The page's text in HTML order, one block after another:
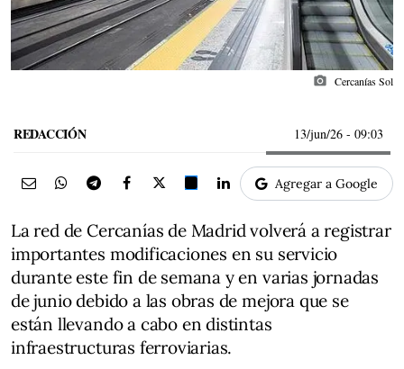
photo_camera Cercanías Sol
REDACCIÓN 13/jun/26 - 09:03
Agregar a Google
La red de Cercanías de Madrid volverá a registrar
importantes modificaciones en su servicio
durante este fin de semana y en varias jornadas
de junio debido a las obras de mejora que se
están llevando a cabo en distintas
infraestructuras ferroviarias.